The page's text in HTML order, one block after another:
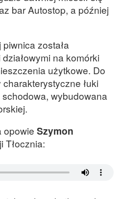
bar Autostop, a później
została
na komórki
użytkowe. Do
łuki
wybudowana
opowie Szymon
Tłocznia: